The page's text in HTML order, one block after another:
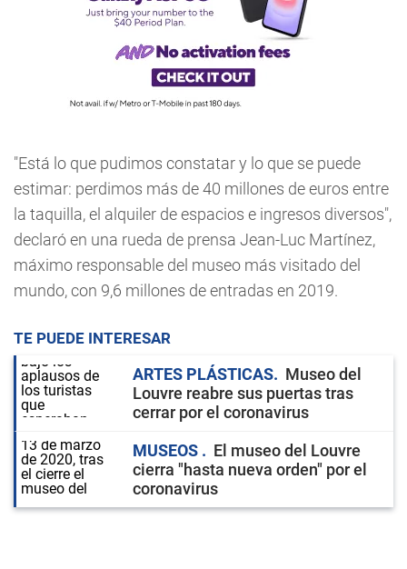
"Está lo que pudimos constatar y lo que se puede
estimar: perdimos más de 40 millones de euros entre
la taquilla, el alquiler de espacios e ingresos diversos",
declaró en una rueda de prensa Jean-Luc Martínez,
máximo responsable del museo más visitado del
mundo, con 9,6 millones de entradas en 2019.
TE PUEDE INTERESAR
ARTES PLÁSTICAS
Museo del
Louvre reabre sus puertas tras
cerrar por el coronavirus
MUSEOS
El museo del Louvre
cierra "hasta nueva orden" por el
coronavirus